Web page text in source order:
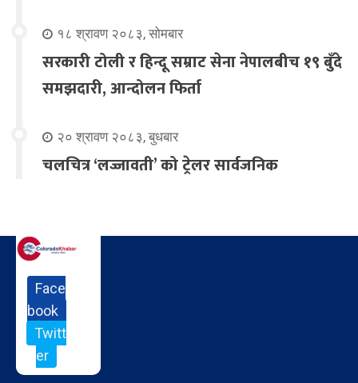
१८ श्रावण २०८३, सोमबार
सरकारी टोली र हिन्दू सम्राट सेना नेपालबीच १९ बुँदे
समझदारी, आन्दोलन फिर्ता
२० श्रावण २०८३, बुधबार
चलचित्र ‘लज्जावती’ को ट्रेलर सार्वजनिक
Face
book
Twitt
er